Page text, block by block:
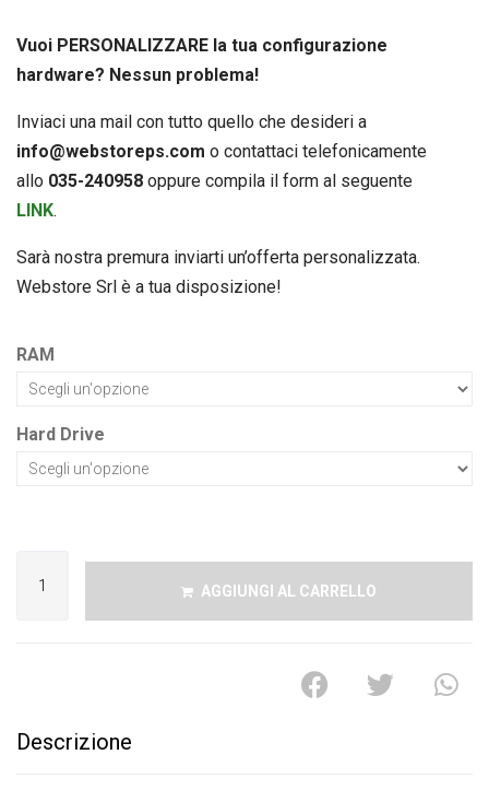
Vuoi PERSONALIZZARE la tua configurazione
hardware? Nessun problema!
Inviaci una mail con tutto quello che desideri a
info@webstoreps.com o contattaci telefonicamente
allo 035-240958 oppure compila il form al seguente
LINK.
Sarà nostra premura inviarti un’offerta personalizzata.
Webstore Srl è a tua disposizione!
RAM
Hard Drive
AGGIUNGI AL CARRELLO
r
n
Descrizione